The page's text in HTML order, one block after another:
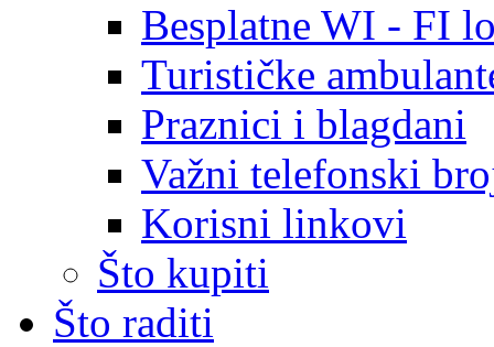
Besplatne WI - FI
Turističke
Praznici i blagdani
Važni telefonski
Korisni linkovi
Što kupiti
Što raditi